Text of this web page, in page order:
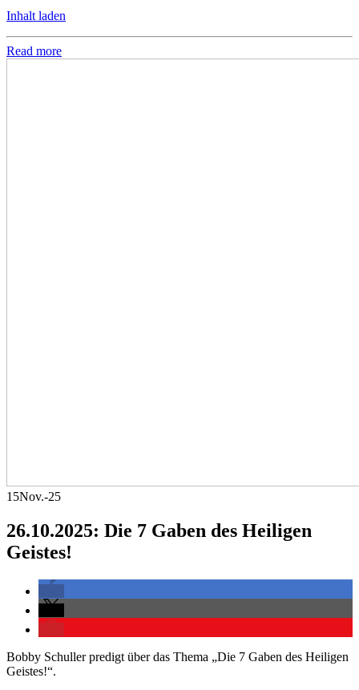
Inhalt laden
Read more
15Nov.-25
26.10.2025: Die 7 Gaben des Heiligen
Geistes!
Bobby Schuller predigt über das Thema „Die 7 Gaben des Heiligen
Geistes!“.